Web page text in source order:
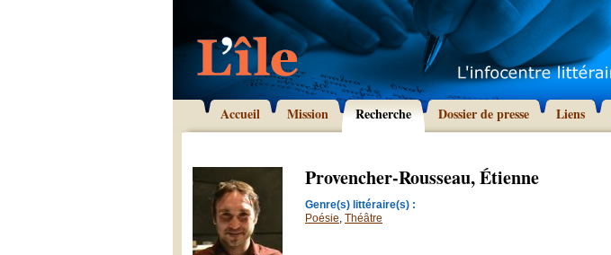
Accueil Mission Recherche Dossier de presse Liens
Provencher-Rousseau, Étienne
Genre(s) littéraire(s) :
Poésie, Théâtre